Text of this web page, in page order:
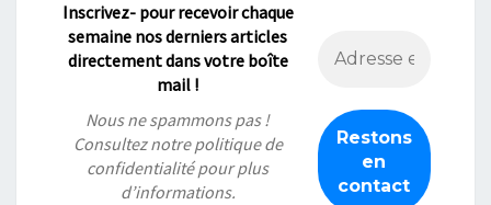
Inscrivez- pour recevoir chaque
semaine nos derniers articles
directement dans votre boîte
mail !
Nous ne spammons pas !
Consultez notrepolitique de
confidentialitépour plus
d’informations.